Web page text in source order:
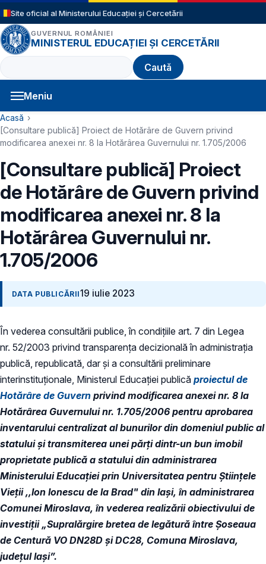
Sari la conținutul principal
Site oficial al Ministerului Educației și Cercetării
GUVERNUL ROMÂNIEI
MINISTERUL EDUCAȚIEI ȘI CERCETĂRII
Caută
Meniu
Navigație principală
Cale de navigare
Acasă
[Consultare publică] Proiect de Hotărâre de Guvern privind
modificarea anexei nr. 8 la Hotărârea Guvernului nr. 1.705/2006
[Consultare publică] Proiect
de Hotărâre de Guvern privind
modificarea anexei nr. 8 la
Hotărârea Guvernului nr.
1.705/2006
DATA PUBLICĂRII19 iulie 2023
În vederea consultării publice, în condiţiile art. 7 din Legea
nr. 52/2003 privind transparenţa decizională în administraţia
publică, republicată, dar și a consultării preliminare
interinstituționale, Ministerul Educaţiei publică proiectul de
Hotărâre de Guvern privind modificarea anexei nr. 8 la
Hotărârea Guvernului nr. 1.705/2006 pentru aprobarea
inventarului centralizat al bunurilor din domeniul public al
statului şi transmiterea unei părți dintr-un bun imobil
proprietate publică a statului din administrarea
Ministerului Educației prin Universitatea pentru Științele
Vieții ,,Ion Ionescu de la Brad" din Iași, în administrarea
Comunei Miroslava, în vederea realizării obiectivului de
investiții „Supralărgire bretea de legătură între Șoseaua
de Centură VO DN28D și DC28, Comuna Miroslava,
județul Iași”.